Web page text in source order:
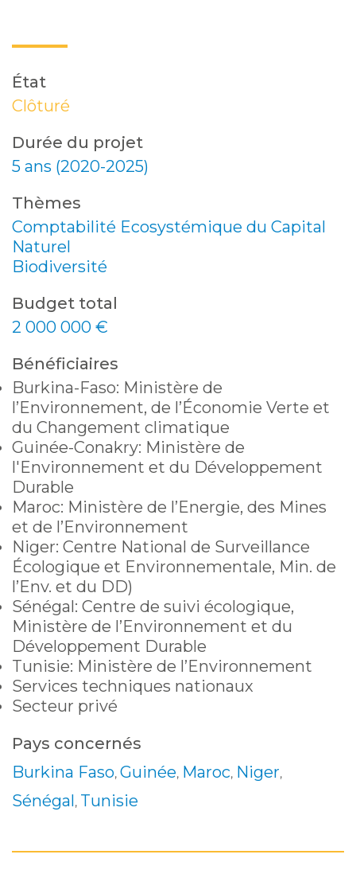
État
Clôturé
Durée du projet
5 ans (2020-2025)
Thèmes
Comptabilité Ecosystémique du Capital
Naturel
Biodiversité
Budget total
2 000 000 €
Bénéficiaires
Burkina-Faso: Ministère de
l’Environnement, de l’Économie Verte et
du Changement climatique
Guinée-Conakry: Ministère de
l'Environnement et du Développement
Durable
Maroc: Ministère de l’Energie, des Mines
et de l’Environnement
Niger: Centre National de Surveillance
Écologique et Environnementale, Min. de
l’Env. et du DD)
Sénégal: Centre de suivi écologique,
Ministère de l’Environnement et du
Développement Durable
Tunisie: Ministère de l’Environnement
Services techniques nationaux
Secteur privé
Pays concernés
Burkina Faso, Guinée, Maroc, Niger,
Sénégal, Tunisie